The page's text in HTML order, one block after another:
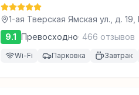
1-ая Тверская Ямская ул., д.
9.1 Превосходно· 466 отзывов
Wi-Fi Парковка Завтрак